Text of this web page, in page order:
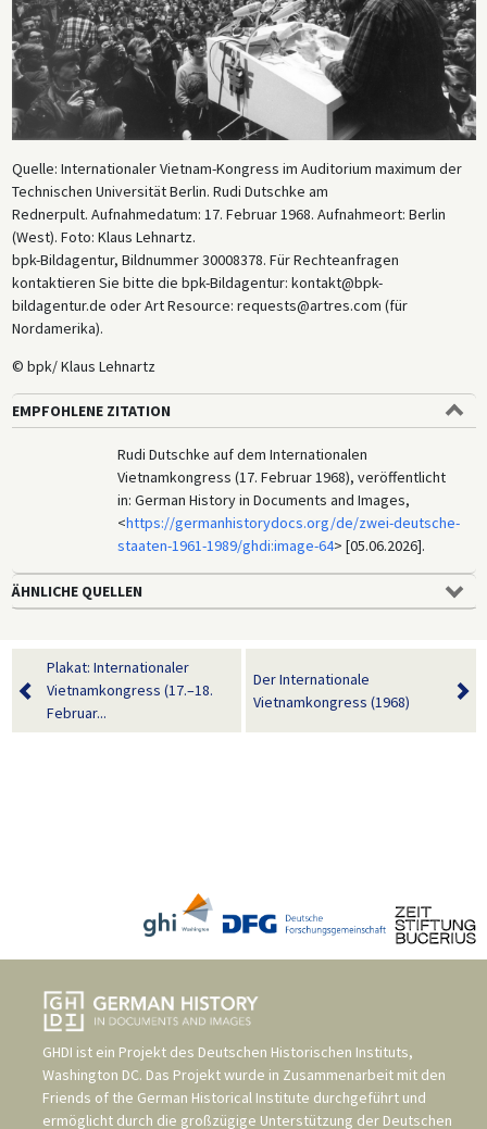
Quelle: Internationaler Vietnam-Kongress im Auditorium maximum der
Technischen Universität Berlin. Rudi Dutschke am
Rednerpult. Aufnahmedatum: 17. Februar 1968. Aufnahmeort: Berlin
(West). Foto: Klaus Lehnartz.
bpk-Bildagentur, Bildnummer 30008378. Für Rechteanfragen
kontaktieren Sie bitte die bpk-Bildagentur: kontakt@bpk-
bildagentur.de oder Art Resource: requests@artres.com (für
Nordamerika).
© bpk/ Klaus Lehnartz
EMPFOHLENE ZITATION
Rudi Dutschke auf dem Internationalen
Vietnamkongress (17. Februar 1968), veröffentlicht
in: German History in Documents and Images,
<https://germanhistorydocs.org/de/zwei-deutsche-
staaten-1961-1989/ghdi:image-64> [05.06.2026].
ÄHNLICHE QUELLEN
Plakat: Internationaler
Vietnamkongress (17.–18.
Februar...
Der Internationale
Vietnamkongress (1968)
GHDI ist ein Projekt des Deutschen Historischen Instituts,
Washington DC. Das Projekt wurde in Zusammenarbeit mit den
Friends of the German Historical Institute durchgeführt und
ermöglicht durch die großzügige Unterstützung der Deutschen